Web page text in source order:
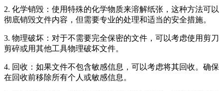
2. 化学销毁：使用特殊的化学物质来溶解纸张，这种方法可以
彻底销毁文件内容，但需要专业的处理和适当的安全措施。
3. 物理破坏：对于不需要完全保密的文件，可以考虑使用剪刀
剪碎或用其他工具物理破坏文件。
4. 回收：如果文件不包含敏感信息，可以考虑将其回收。确保
在回收前移除所有个人或敏感信息。